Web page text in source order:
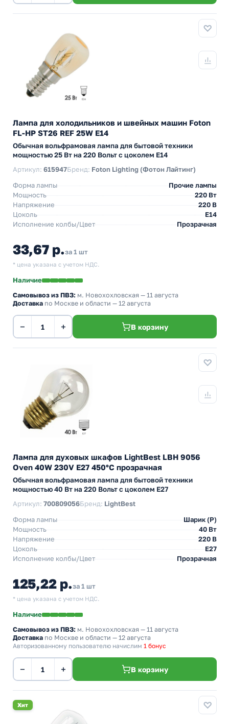
Лампа для холодильников и швейных машин Foton
FL-HP ST26 REF 25W E14
Обычная вольфрамовая лампа для бытовой техники
мощностью 25 Вт на 220 Вольт с цоколем E14
Артикул: 615947Бренд: Foton Lighting (Фотон Лайтинг)
Форма лампы
Прочие лампы
Мощность
220 Вт
Напряжение
220 В
Цоколь
E14
Исполнение колбы/Цвет
Прозрачная
33,67 р.за 1 шт
* цена указана с учетом НДС.
Наличие
Самовывоз из ПВЗ: м. Новохохловская — 11 августа
Доставка по Москве и области — 12 августа
− + В корзину
Лампа для духовых шкафов LightBest LBH 9056
Oven 40W 230V E27 450°С прозрачная
Обычная вольфрамовая лампа для бытовой техники
мощностью 40 Вт на 220 Вольт с цоколем E27
Артикул: 700809056Бренд: LightBest
Форма лампы
Шарик (P)
Мощность
40 Вт
Напряжение
220 В
Цоколь
E27
Исполнение колбы/Цвет
Прозрачная
125,22 р.за 1 шт
* цена указана с учетом НДС.
Наличие
Самовывоз из ПВЗ: м. Новохохловская — 11 августа
Доставка по Москве и области — 12 августа
Авторизованному пользователю начислим 1 бонус
− + В корзину
Хит